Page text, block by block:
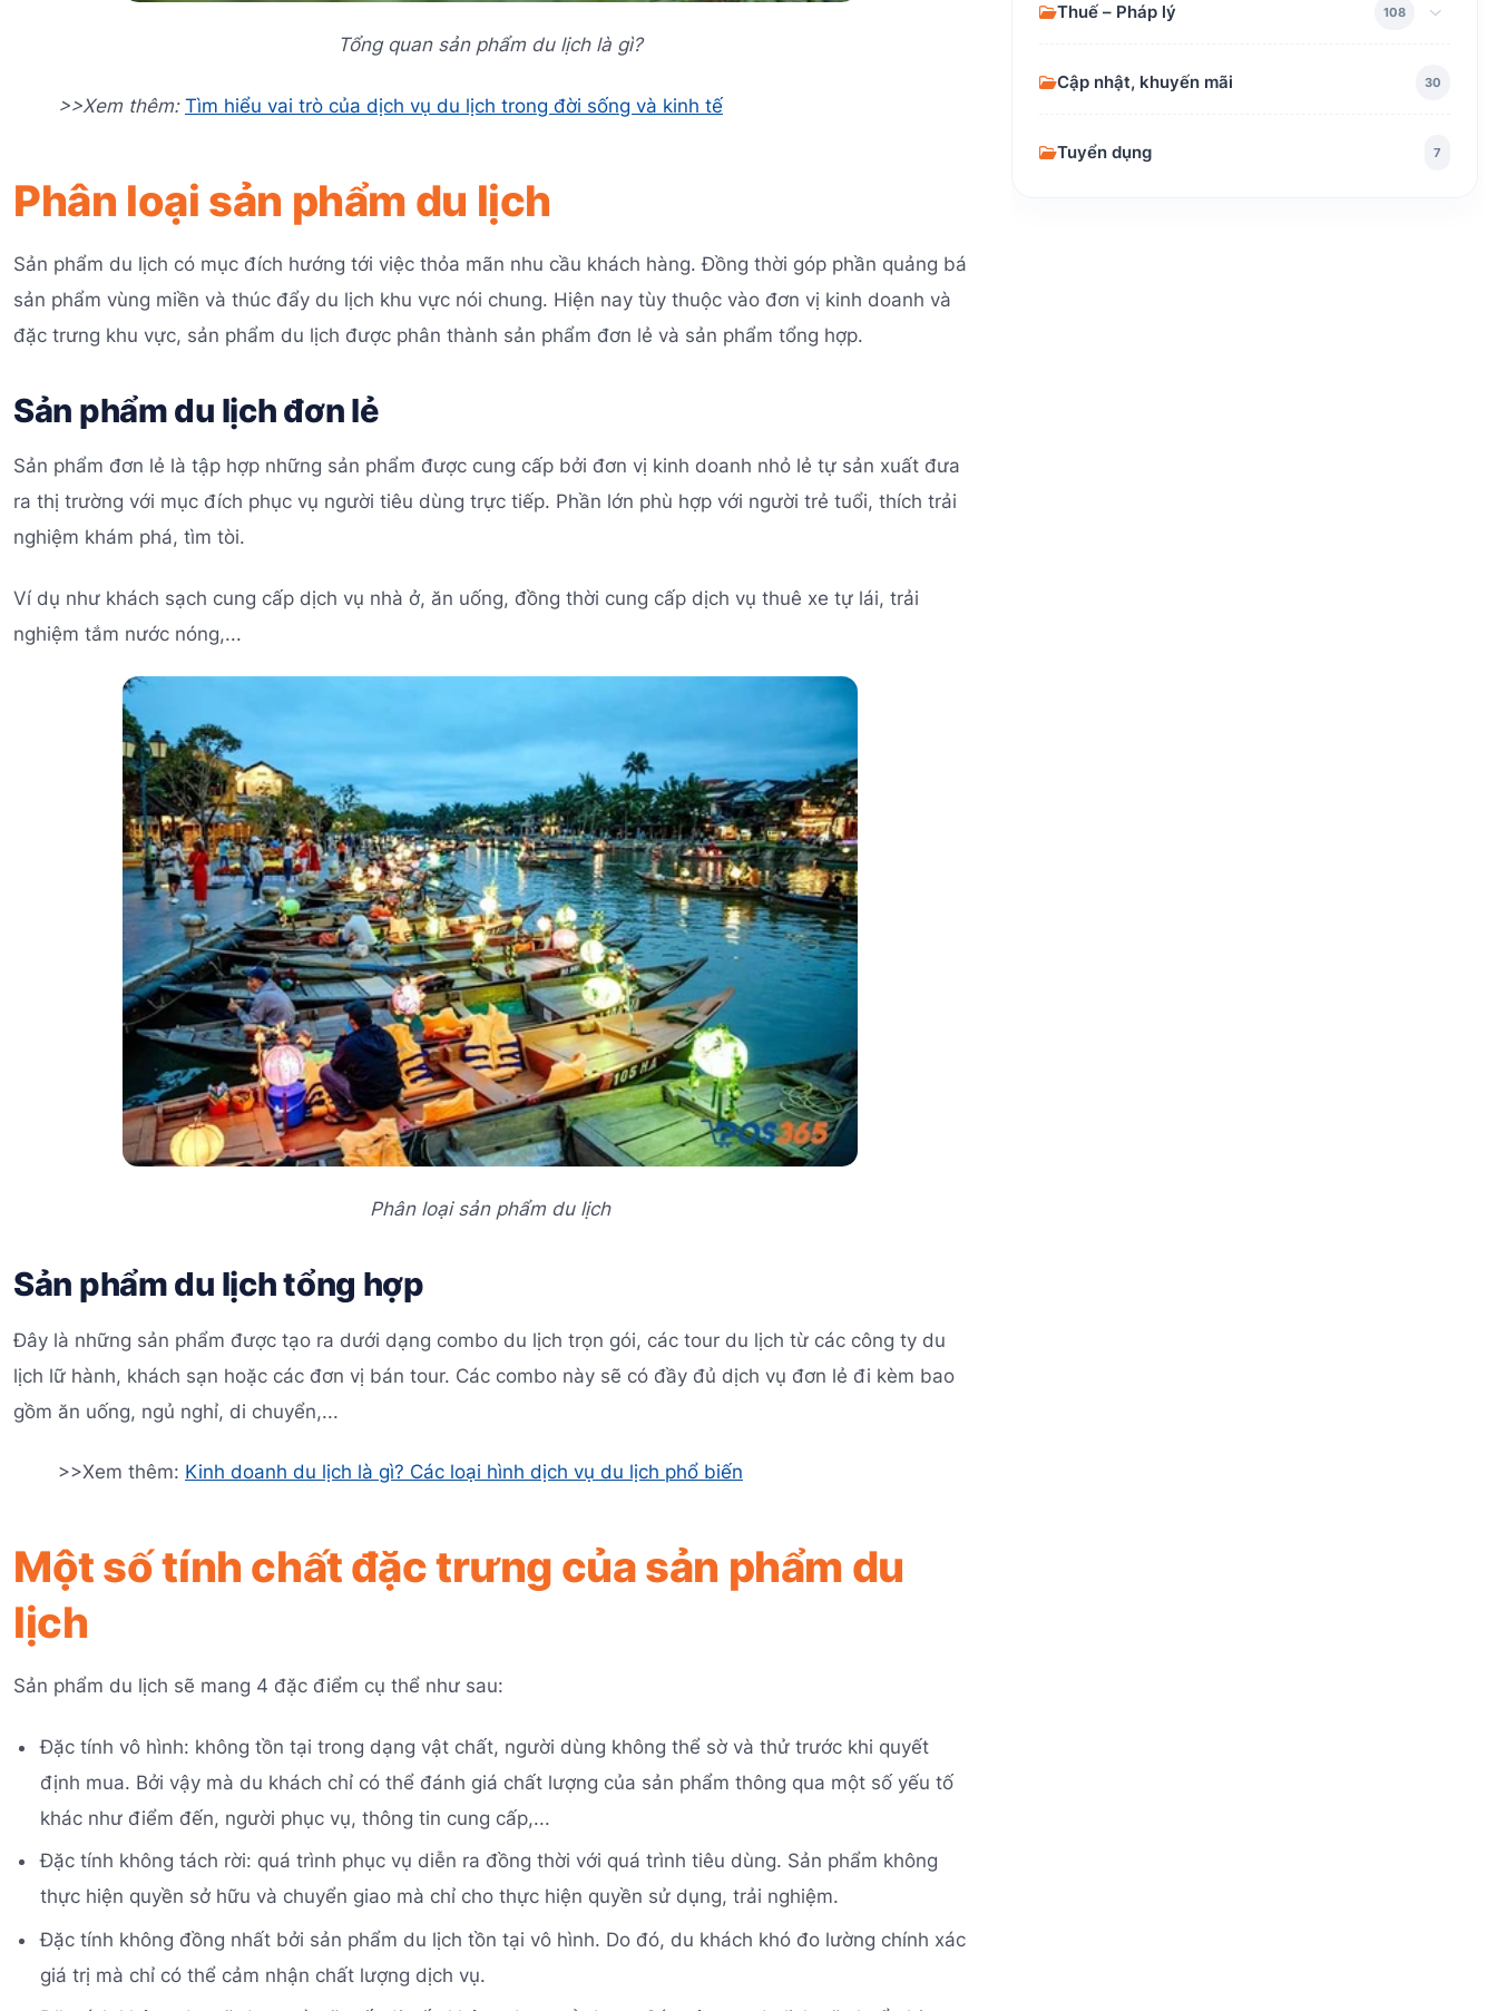
Tổng quan sản phẩm du lịch là gì?
>>Xem thêm: Tìm hiểu vai trò của dịch vụ du lịch trong đời sống và kinh tế
Phân loại sản phẩm du lịch
Sản phẩm du lịch có mục đích hướng tới việc thỏa mãn nhu cầu khách hàng. Đồng thời góp phần quảng bá
sản phẩm vùng miền và thúc đẩy du lịch khu vực nói chung. Hiện nay tùy thuộc vào đơn vị kinh doanh và
đặc trưng khu vực, sản phẩm du lịch được phân thành sản phẩm đơn lẻ và sản phẩm tổng hợp.
Sản phẩm du lịch đơn lẻ
Sản phẩm đơn lẻ là tập hợp những sản phẩm được cung cấp bởi đơn vị kinh doanh nhỏ lẻ tự sản xuất đưa
ra thị trường với mục đích phục vụ người tiêu dùng trực tiếp. Phần lớn phù hợp với người trẻ tuổi, thích trải
nghiệm khám phá, tìm tòi.
Ví dụ như khách sạch cung cấp dịch vụ nhà ở, ăn uống, đồng thời cung cấp dịch vụ thuê xe tự lái, trải
nghiệm tắm nước nóng,...
Phân loại sản phẩm du lịch
Sản phẩm du lịch tổng hợp
Đây là những sản phẩm được tạo ra dưới dạng combo du lịch trọn gói, các tour du lịch từ các công ty du
lịch lữ hành, khách sạn hoặc các đơn vị bán tour. Các combo này sẽ có đầy đủ dịch vụ đơn lẻ đi kèm bao
gồm ăn uống, ngủ nghỉ, di chuyển,...
>>Xem thêm: Kinh doanh du lịch là gì? Các loại hình dịch vụ du lịch phổ biến
Một số tính chất đặc trưng của sản phẩm du
lịch
Sản phẩm du lịch sẽ mang 4 đặc điểm cụ thể như sau:
Đặc tính vô hình: không tồn tại trong dạng vật chất, người dùng không thể sờ và thử trước khi quyết
định mua. Bởi vậy mà du khách chỉ có thể đánh giá chất lượng của sản phẩm thông qua một số yếu tố
khác như điểm đến, người phục vụ, thông tin cung cấp,...
Đặc tính không tách rời: quá trình phục vụ diễn ra đồng thời với quá trình tiêu dùng. Sản phẩm không
thực hiện quyền sở hữu và chuyển giao mà chỉ cho thực hiện quyền sử dụng, trải nghiệm.
Đặc tính không đồng nhất bởi sản phẩm du lịch tồn tại vô hình. Do đó, du khách khó đo lường chính xác
giá trị mà chỉ có thể cảm nhận chất lượng dịch vụ.
Thuế – Pháp lý 108
Cập nhật, khuyến mãi 30
Tuyển dụng 7